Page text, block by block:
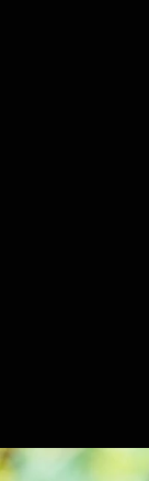
Koření Suncity – autentická